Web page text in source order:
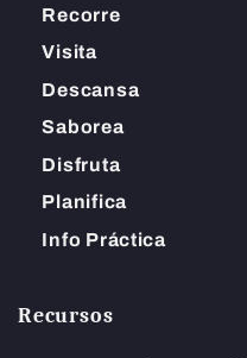
Recorre
Visita
Descansa
Saborea
Disfruta
Planifica
Info Práctica
Recursos